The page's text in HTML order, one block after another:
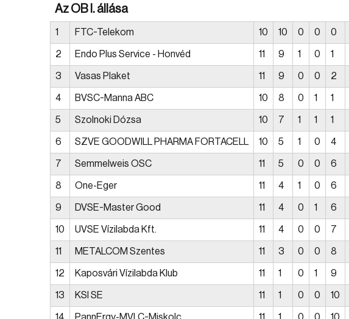
Az OB I. állása
1 FTC-Telekom 10 10 0 0 0
2 Endo Plus Service - Honvéd 11 9 1 0 1
3 Vasas Plaket 11 9 0 0 2
4 BVSC-Manna ABC 10 8 0 1 1
5 Szolnoki Dózsa 10 7 1 1 1
6 SZVE GOODWILL PHARMA FORTACELL 10 5 1 0 4
7 Semmelweis OSC 11 5 0 0 6
8 One-Eger 11 4 1 0 6
9 DVSE-Master Good 11 4 0 1 6
10 UVSE Vízilabda Kft. 11 4 0 0 7
11 METALCOM Szentes 11 3 0 0 8
12 Kaposvári Vízilabda Klub 11 1 0 1 9
13 KSI SE 11 1 0 0 10